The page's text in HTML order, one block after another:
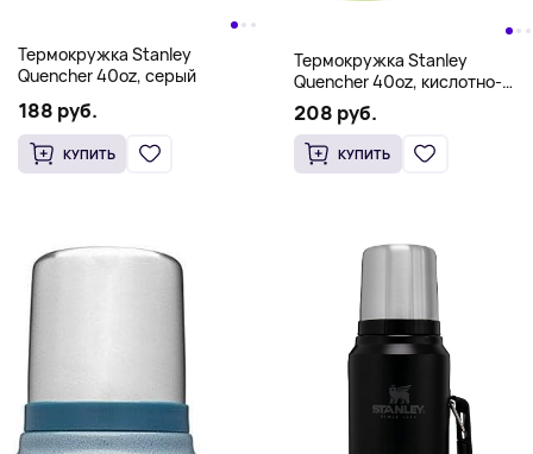
Термокружка Stanley
Quencher 40oz, серый
188 руб.
КУПИТЬ
Термокружка Stanley
Quencher 40oz, кислотно-
зеленый
208 руб.
КУПИТЬ